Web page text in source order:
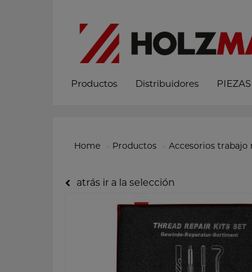
Productos Distribuidores
Home Productos Accesorios trabajo
atrás ir a la selección